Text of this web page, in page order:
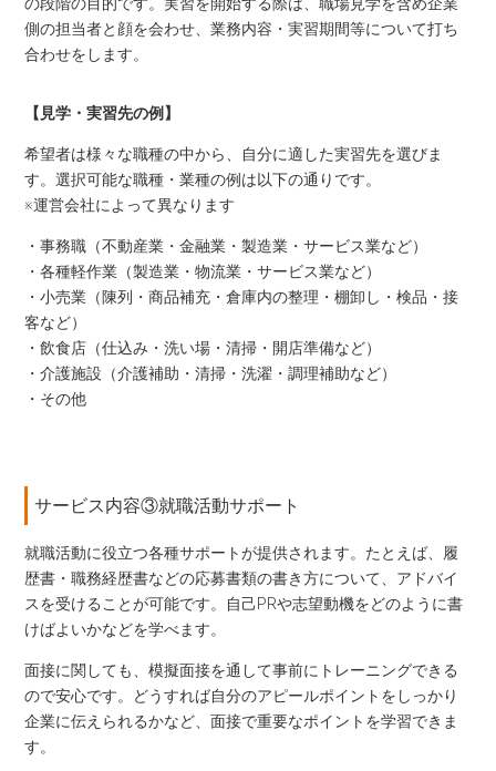
の段階の目的です。実習を開始する際は、職場見学を含め企業
側の担当者と顔を会わせ、業務内容・実習期間等について打ち
合わせをします。
【見学・実習先の例】
希望者は様々な職種の中から、自分に適した実習先を選びま
す。選択可能な職種・業種の例は以下の通りです。
※運営会社によって異なります
・事務職（不動産業・金融業・製造業・サービス業など）
・各種軽作業（製造業・物流業・サービス業など）
・小売業（陳列・商品補充・倉庫内の整理・棚卸し・検品・接
客など）
・飲食店（仕込み・洗い場・清掃・開店準備など）
・介護施設（介護補助・清掃・洗濯・調理補助など）
・その他
サービス内容③就職活動サポート
就職活動に役立つ各種サポートが提供されます。たとえば、履
歴書・職務経歴書などの応募書類の書き方について、アドバイ
スを受けることが可能です。自己PRや志望動機をどのように書
けばよいかなどを学べます。
面接に関しても、模擬面接を通して事前にトレーニングできる
ので安心です。どうすれば自分のアピールポイントをしっかり
企業に伝えられるかなど、面接で重要なポイントを学習できま
す。